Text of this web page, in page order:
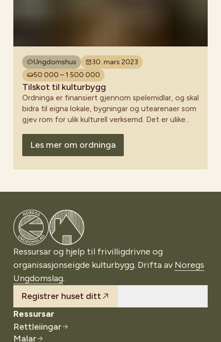
Ungdomshus
30. mars 2023
50 000 – 1 500 000
Tilskot til kulturbygg
Ordninga er finansiert gjennom spelemidlar, og skal
bidra til eigna lokale, bygningar og utearenaer som
gjev rom for ulik kulturell verksemd. Det er ulike
fristen i slutten av mars månad.
Les mer om ordninga
Gå til Noregs Ungdomslag
Ressursar og hjelp til frivilligdrivne og
organisasjonseigde kulturbygg. Drifta av Noregs
Ungdomslag.
Registrer huset ditt
Ressursar
Rettleiingar
Malar